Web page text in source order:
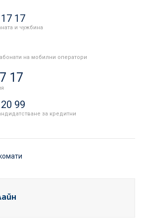
17
и чужбина
на мобилни оператори
17
99
за кредитни